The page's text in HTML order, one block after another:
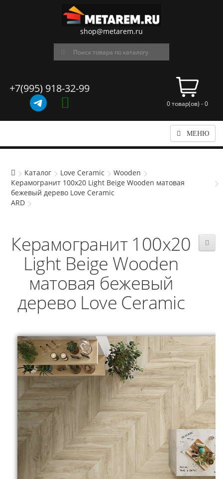
shop@metarem.ru
+7(995) 918-32-99
0 товар(ов) - 0
МЕНЮ
Каталог Love Ceramic
Wooden
Керамогранит 100x20 Light Beige Wooden матовая
бежевый дерево Love Ceramic
ARD
Керамогранит 100x20
Light Beige Wooden
матовая бежевый
дерево Love Ceramic